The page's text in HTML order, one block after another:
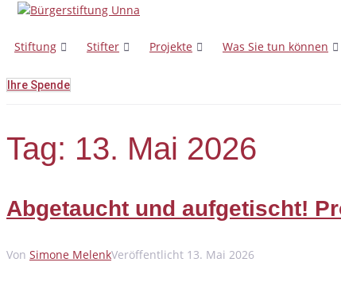
Stiftung Stifter Projekte Was Sie tun können
Ihre Spende
Tag: 13. Mai 2026
Abgetaucht und aufgetischt!
Von Simone MelenkVeröffentlicht 13. Mai 2026